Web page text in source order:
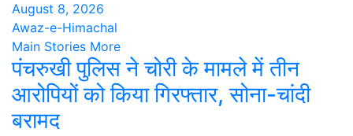
August 8, 2026
Awaz-e-Himachal
Main Stories More
पंचरुखी पुलिस ने चोरी के मामले में तीन
आरोपियों को किया गिरफ्तार, सोना-चांदी
बरामद